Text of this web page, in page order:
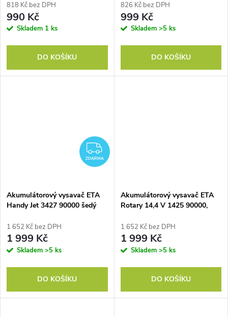
818 Kč bez DPH
990 Kč
Skladem 1 ks
DO KOŠÍKU
826 Kč bez DPH
999 Kč
Skladem >5 ks
DO KOŠÍKU
ZDARMA
ZDARMA
Akumulátorový vysavač ETA
Handy Jet 3427 90000 šedý
1 652 Kč bez DPH
1 999 Kč
Skladem >5 ks
DO KOŠÍKU
Akumulátorový vysavač ETA
Rotary 14,4 V 1425 90000,
1 652 Kč bez DPH
1 999 Kč
Skladem >5 ks
DO KOŠÍKU